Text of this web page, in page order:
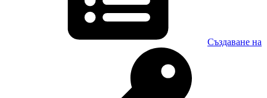
Създаване на